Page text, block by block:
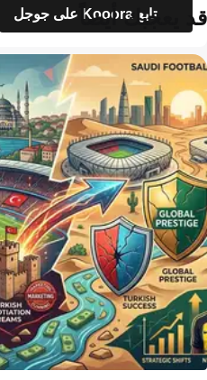
تابع Kooora على جوجل
قد يعجبك أيضاً